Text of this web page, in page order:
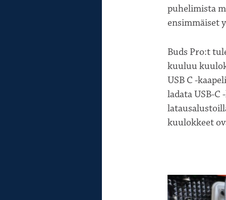
puhelimista
ensimmäiset
Buds Pro:t
kuuluu
USB C -
ladata USB-
kuulokkeet